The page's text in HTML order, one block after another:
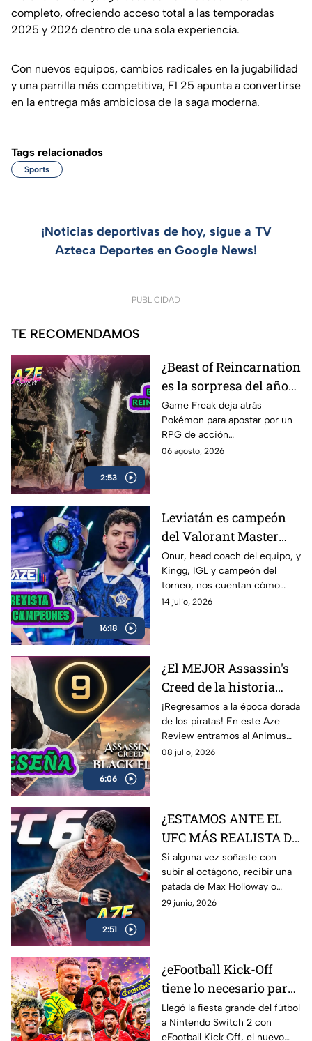
completo, ofreciendo acceso total a las temporadas
2025 y 2026 dentro de una sola experiencia.
Con nuevos equipos, cambios radicales en la jugabilidad
y una parrilla más competitiva, F1 25 apunta a convertirse
en la entrega más ambiciosa de la saga moderna.
Tags relacionados
Sports
¡Noticias deportivas de hoy, sigue a TV
Azteca Deportes en Google News!
PUBLICIDAD
TE RECOMENDAMOS
2:53
¿Beast of Reincarnation
es la sorpresa del año? |
AZE Review
Game Freak deja atrás
Pokémon para apostar por un
RPG de acción
completamente diferente.
contamos
06 agosto, 2026
16:18
Leviatán es campeón
del Valorant Master
Londres 2026 |
Entrevista con Onur y
Kingg
Onur, head coach del equipo, y
Kingg, IGL y campeón del
torneo, nos cuentan cómo
vivieron el camino hacia el
Latinoamérica.
14 julio, 2026
6:06
¿El MEJOR Assassin's
Creed de la historia
regresó? 🏴‍☠️ | Reseña
Black Flag Resynced |
AZE Review
¡Regresamos a la época dorada
de los piratas! En este Aze
Review entramos al Animus
para analizar a fondo
08 julio, 2026
2:51
¿ESTAMOS ANTE EL
UFC MÁS REALISTA DE
LA HISTORIA? EA
Sports UFC 6 | AZE
Review
Si alguna vez soñaste con
subir al octágono, recibir una
patada de Max Holloway o
Islam Makhachev y sobrevivir
29 junio, 2026
¿eFootball Kick-Off
tiene lo necesario para
marcar el gol de la
temporada? | AZE
Llegó la fiesta grande del fútbol
a Nintendo Switch 2 con
eFootball Kick Off, el nuevo